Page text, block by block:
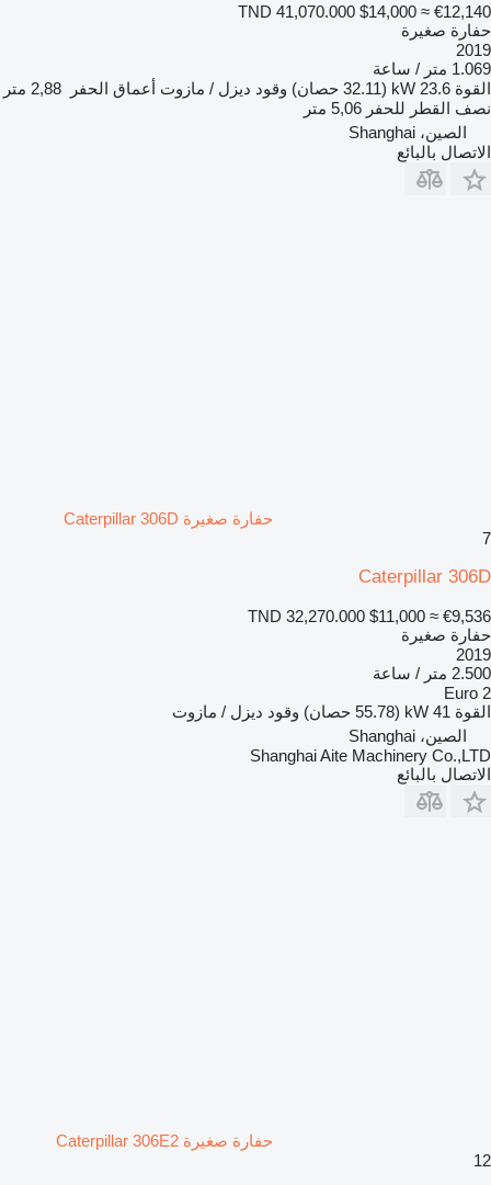
TND 41,070.000 $14,000 ≈ €12,140
حفارة صغيرة
2019
1.069 متر / ساعة
القوة 23.6 kW (32.11 حصان) وقود ديزل / مازوت أعماق الحفر
2,88 متر
نصف القطر للحفر 5,06 متر
الصين، Shanghai
الاتصال بالبائع
حفارة صغيرة Caterpillar 306D
7
Caterpillar 306D
TND 32,270.000 $11,000 ≈ €9,536
حفارة صغيرة
2019
2.500 متر / ساعة
Euro 2
القوة 41 kW (55.78 حصان) وقود ديزل / مازوت
الصين، Shanghai
Shanghai Aite Machinery Co.,LTD
الاتصال بالبائع
حفارة صغيرة Caterpillar 306E2
12